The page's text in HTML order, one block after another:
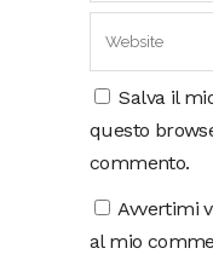
Salva il
questo
commento.
Avvertimi
al mio